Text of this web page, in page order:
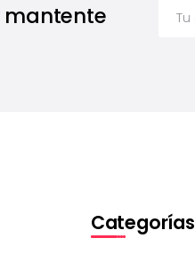
mantente
Categorías